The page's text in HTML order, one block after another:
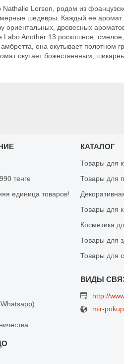
Lorson, родом из
шедевры. Каждый ее аромат
древесных
Another 13 роскошное,
она окутывает полотном
окутает божественным,
тенге
единица товаров!
КАТАЛОГ
Товары для
Товары для
Товары для
Косметика
Товары для
Товары для
http://
mir-